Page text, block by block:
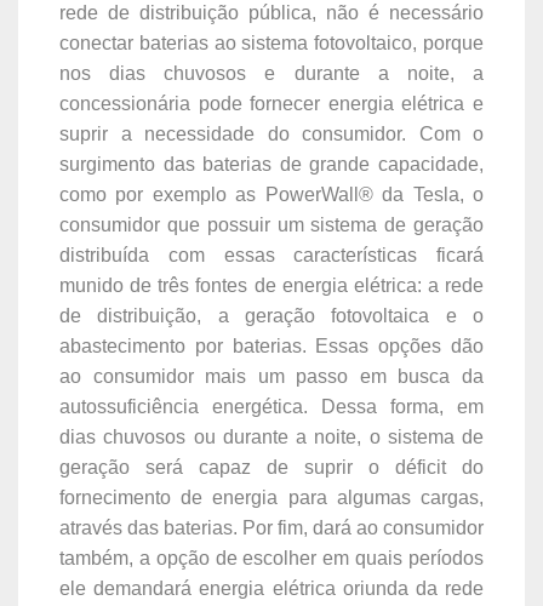
rede de distribuição pública, não é necessário
conectar baterias ao sistema fotovoltaico, porque
nos dias chuvosos e durante a noite, a
concessionária pode fornecer energia elétrica e
suprir a necessidade do consumidor. Com o
surgimento das baterias de grande capacidade,
como por exemplo as PowerWall® da Tesla, o
consumidor que possuir um sistema de geração
distribuída com essas características ficará
munido de três fontes de energia elétrica: a rede
de distribuição, a geração fotovoltaica e o
abastecimento por baterias. Essas opções dão
ao consumidor mais um passo em busca da
autossuficiência energética. Dessa forma, em
dias chuvosos ou durante a noite, o sistema de
geração será capaz de suprir o déficit do
fornecimento de energia para algumas cargas,
através das baterias. Por fim, dará ao consumidor
também, a opção de escolher em quais períodos
ele demandará energia elétrica oriunda da rede